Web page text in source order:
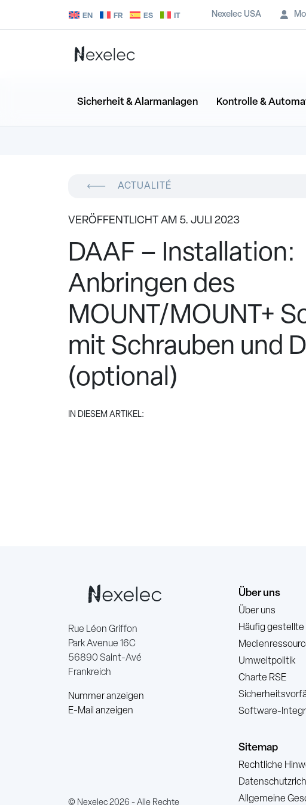
EN FR ES IT Nexelec USA
Sicherheit & Alarmanlagen Kontrolle &
ACTUALITÉ
VERÖFFENTLICHT AM 5. JULI 2023
DAAF – Installation:
Anbringen des
MOUNT/MOUNT+
mit Schrauben und
(optional)
IN DIESEM ARTIKEL:
Rue Léon Griffon
Park Avenue 16C
56890 Saint-Avé
Frankreich
Nummer anzeigen
E-Mail anzeigen
© Nexelec 2026 - Alle Rechte
Über uns
Über uns
Häufig gestellte
Umweltpolitik
Charte RSE
Software-
Sitemap
Rechtliche
Allgemeine